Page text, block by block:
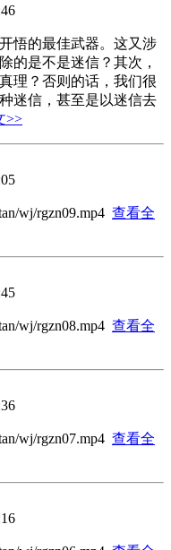
悟的最佳武器。这又涉
的是不是迷信？其次，
理？否则的话，我们很
迷信，甚至是以迷信去
>>
wj/rgzn09.mp4 查看全
wj/rgzn08.mp4 查看全
wj/rgzn07.mp4 查看全